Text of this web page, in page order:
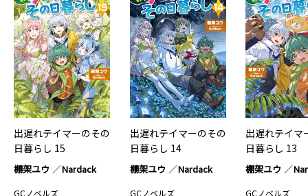
出遅れテイマーのその
日暮らし 15
棚架ユウ Nardack
GCノベルズ
出遅れテイマーのその
日暮らし 14
棚架ユウ Nardack
GCノベルズ
出遅れテイマ
日暮らし 13
棚架ユウ
GCノベルズ